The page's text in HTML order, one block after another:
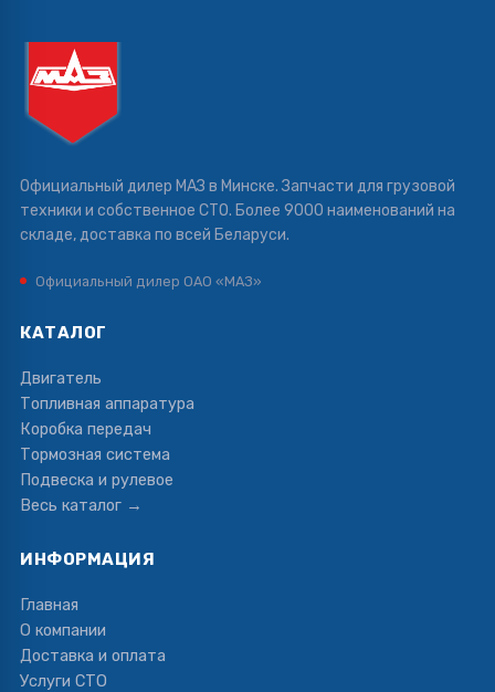
Официальный дилер МАЗ в Минске. Запчасти для грузовой
техники и собственное СТО. Более 9000 наименований на
складе, доставка по всей Беларуси.
Официальный дилер ОАО «МАЗ»
КАТАЛОГ
Двигатель
Топливная аппаратура
Коробка передач
Тормозная система
Подвеска и рулевое
Весь каталог →
ИНФОРМАЦИЯ
Главная
О компании
Доставка и оплата
Услуги СТО